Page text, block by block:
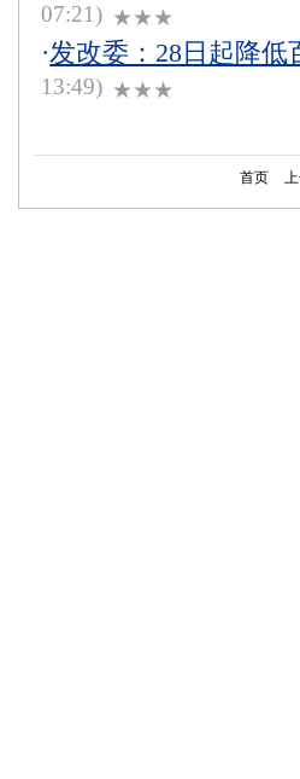
07:21) ★★★
·发改委：28日起降低
13:49) ★★★
首页